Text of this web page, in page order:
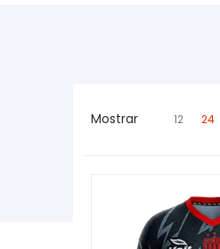
Mostrar 12 24